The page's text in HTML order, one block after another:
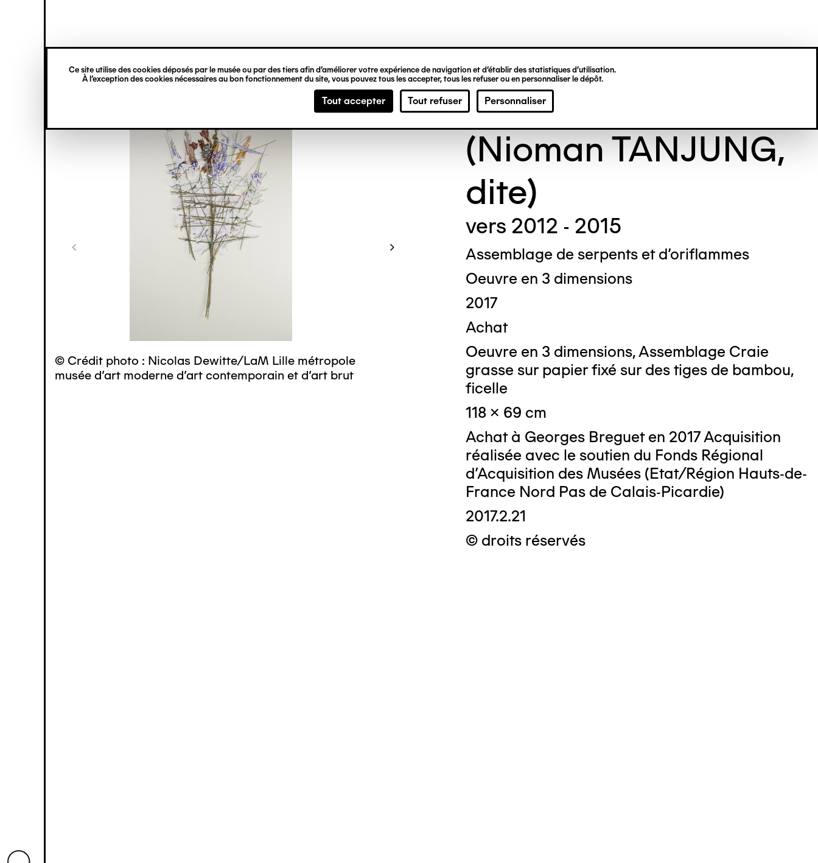
Ce site utilise des cookies déposés par le musée ou par des tiers afin d’améliorer votre expérience de navigation et d’établir des statistiques d’utilisation.
À l’exception des cookies nécessaires au bon fonctionnement du site, vous pouvez tous les accepter, tous les refuser ou en personnaliser le dépôt.
Tout accepter Tout refuser Personnaliser
principal
verticale
© Crédit photo : Nicolas Dewitte/LaM Lille métropole
musée d’art moderne d’art contemporain et d’art brut
© Crédit photo : Nicolas Dewitte/LaM Lille métropole
musée d’art moderne d’art contemporain et d’art brut
NI TANJUNG
(Nioman TANJUNG,
dite)
vers 2012 - 2015
Assemblage de serpents et d'oriflammes
Oeuvre en 3 dimensions
2017
Achat
Oeuvre en 3 dimensions, Assemblage Craie
grasse sur papier fixé sur des tiges de bambou,
ficelle
118 x 69 cm
Achat à Georges Breguet en 2017 Acquisition
réalisée avec le soutien du Fonds Régional
d’Acquisition des Musées (Etat/Région Hauts-de-
France Nord Pas de Calais-Picardie)
2017.2.21
© droits réservés